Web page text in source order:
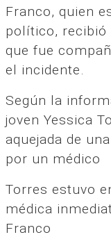
Franco, quien
político, recibió
que fue
el incidente.
Según la
joven Yessica
aquejada de
por un médico
Torres estuvo
médica
Franco